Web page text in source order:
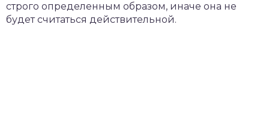
строго определенным образом, иначе она не
будет считаться действительной.